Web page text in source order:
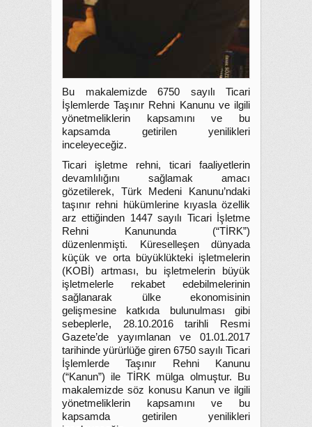
Bu makalemizde 6750 sayılı Ticari
İşlemlerde Taşınır Rehni Kanunu ve ilgili
yönetmeliklerin kapsamını ve bu
kapsamda getirilen yenilikleri
inceleyeceğiz.
Ticari işletme rehni, ticari faaliyetlerin
devamlılığını sağlamak amacı
gözetilerek, Türk Medeni Kanunu’ndaki
taşınır rehni hükümlerine kıyasla özellik
arz ettiğinden 1447 sayılı Ticari İşletme
Rehni Kanununda (“TİRK”)
düzenlenmişti. Küreselleşen dünyada
küçük ve orta büyüklükteki işletmelerin
(KOBİ) artması, bu işletmelerin büyük
işletmelerle rekabet edebilmelerinin
sağlanarak ülke ekonomisinin
gelişmesine katkıda bulunulması gibi
sebeplerle, 28.10.2016 tarihli Resmi
Gazete’de yayımlanan ve 01.01.2017
tarihinde yürürlüğe giren 6750 sayılı Ticari
İşlemlerde Taşınır Rehni Kanunu
(“Kanun”) ile TİRK mülga olmuştur. Bu
makalemizde söz konusu Kanun ve ilgili
yönetmeliklerin kapsamını ve bu
kapsamda getirilen yenilikleri